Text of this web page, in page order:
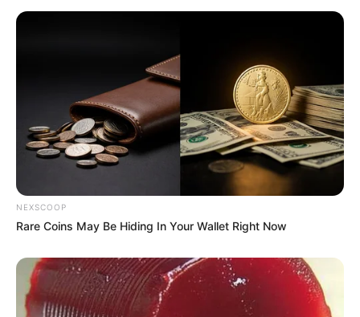
NEXSCOOP
Rare Coins May Be Hiding In Your Wallet Right Now